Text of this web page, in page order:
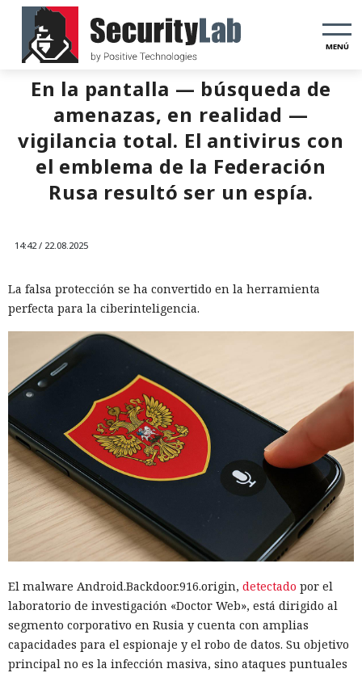
MENÚ
En la pantalla — búsqueda de
amenazas, en realidad —
vigilancia total. El antivirus con
el emblema de la Federación
Rusa resultó ser un espía.
14:42 / 22.08.2025
La falsa protección se ha convertido en la herramienta
perfecta para la ciberinteligencia.
El malware Android.Backdoor.916.origin, detectado por el
laboratorio de investigación «Doctor Web», está dirigido al
segmento corporativo en Rusia y cuenta con amplias
capacidades para el espionaje y el robo de datos. Su objetivo
principal no es la infección masiva, sino ataques puntuales